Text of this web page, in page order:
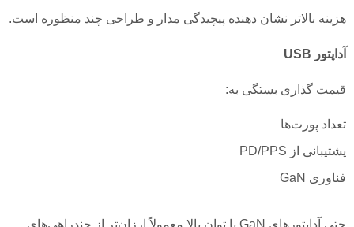
هزینه بالاتر نشان دهنده پیچیدگی مدار و طراحی چند منظوره است.
آداپتور USB
قیمت گذاری بستگی به:
تعداد پورت‌ها
پشتیبانی از PD/PPS
فناوری GaN